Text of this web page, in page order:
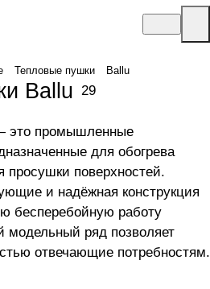
Тепловые пушки Ballu
Ballu 29
это промышленные
для обогрева
поверхностей.
и надёжная конструкция
бесперебойную работу
модельный ряд позволяет
отвечающие потребностям.